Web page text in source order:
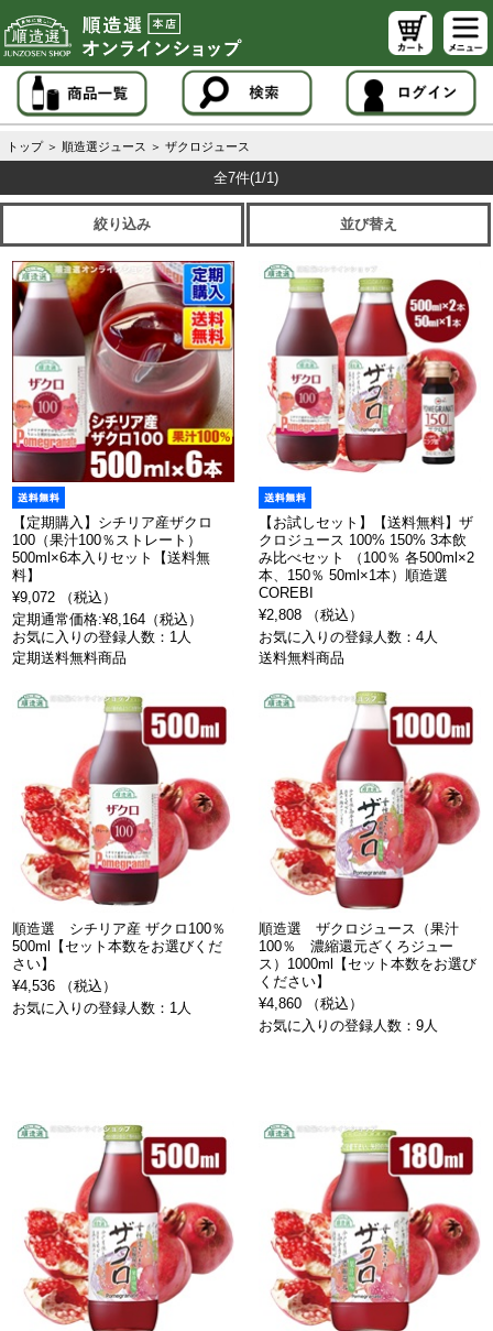
トップ ＞ 順造選ジュース ＞ ザクロジュース
全7件(1/1)
絞り込み 並び替え
【定期購入】シチリア産ザクロ
100（果汁100％ストレート）
500ml×6本入りセット【送料無
料】
¥9,072 （税込）
定期通常価格:¥8,164（税込）
お気に入りの登録人数：1人
定期送料無料商品
【お試しセット】【送料無料】ザ
クロジュース 100% 150% 3本飲
み比べセット （100％ 各500ml×2
本、150％ 50ml×1本）順造選
COREBI
¥2,808 （税込）
お気に入りの登録人数：4人
送料無料商品
順造選 シチリア産 ザクロ100％
500ml【セット本数をお選びくだ
さい】
¥4,536 （税込）
お気に入りの登録人数：1人
順造選 ザクロジュース（果汁
100％ 濃縮還元ざくろジュー
ス）1000ml【セット本数をお選び
ください】
¥4,860 （税込）
お気に入りの登録人数：9人